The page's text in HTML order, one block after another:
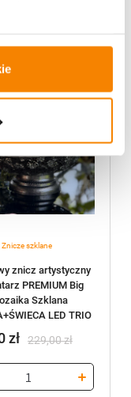
Znicze szklane
znicz artystyczny
PREMIUM Big
Szklana
LED TRIO
229,00zł
zł